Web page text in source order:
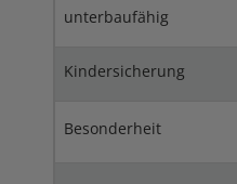
unterbaufähig
Kindersicherung
Besonderheit